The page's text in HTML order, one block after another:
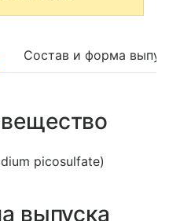
Состав и форма
picosulfate)
выпуска